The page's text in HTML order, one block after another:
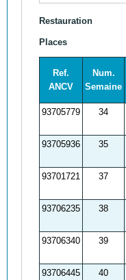
Restauration
Places
Ref.
ANCV
Num.
Semaine
93705779 34
93705936 35
93701721 37
93706235 38
93706340 39
93706445 40